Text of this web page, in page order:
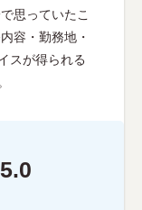
思っていたこ
容・勤務地・
スが得られる
5.0